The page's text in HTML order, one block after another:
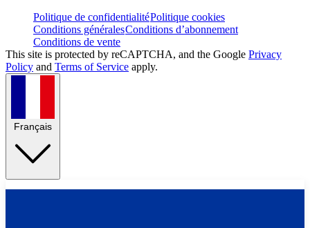
Politique de confidentialitéPolitique cookies
Conditions généralesConditions d’abonnement
Conditions de vente
This site is protected by reCAPTCHA, and the Google Privacy
Policy and Terms of Service apply.
Français